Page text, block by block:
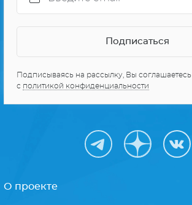
Подписываясь на рассылку, Вы соглашаетесь
с политикой конфиденциальности
О проекте